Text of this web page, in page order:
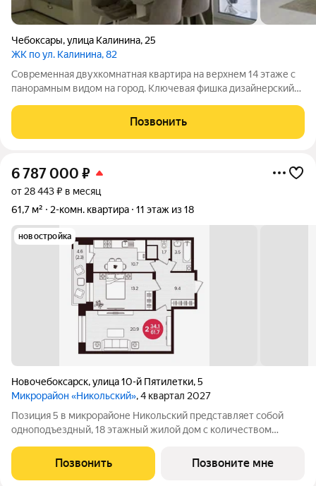
Чебоксары,улица Калинина, 25
ЖК по ул. Калинина, 82
Современная двухкомнатная квартира на верхнем 14 этаже с
панорамным видом на город. Ключевая фишка дизайнерский
материалы, минимализм и полная готовность к проживанию
без необходимых вложений.
Позвонить
6 787 000 ₽
от 28 443 ₽ в месяц
61,7 м²
2-комн. квартира 11 этаж из 18
новостройка
Новочебоксарск,улица 10-й Пятилетки,5
Микрорайон «Никольский», 4 квартал 2027
Позиция 5 в микрорайоне Никольский представляет собой
одноподъездный, 18 этажный жилой дом с количеством
тщательно продуманные планировки квартир - от 1-комнатных
до 3-комнатных, а также
Позвонить Позвоните мне